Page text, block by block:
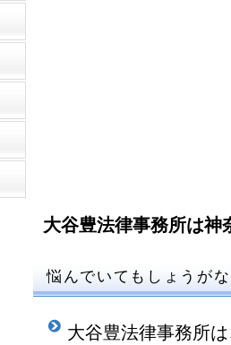
大谷豊法律事務所は神
悩んでいてもしょうが
大谷豊法律事務所